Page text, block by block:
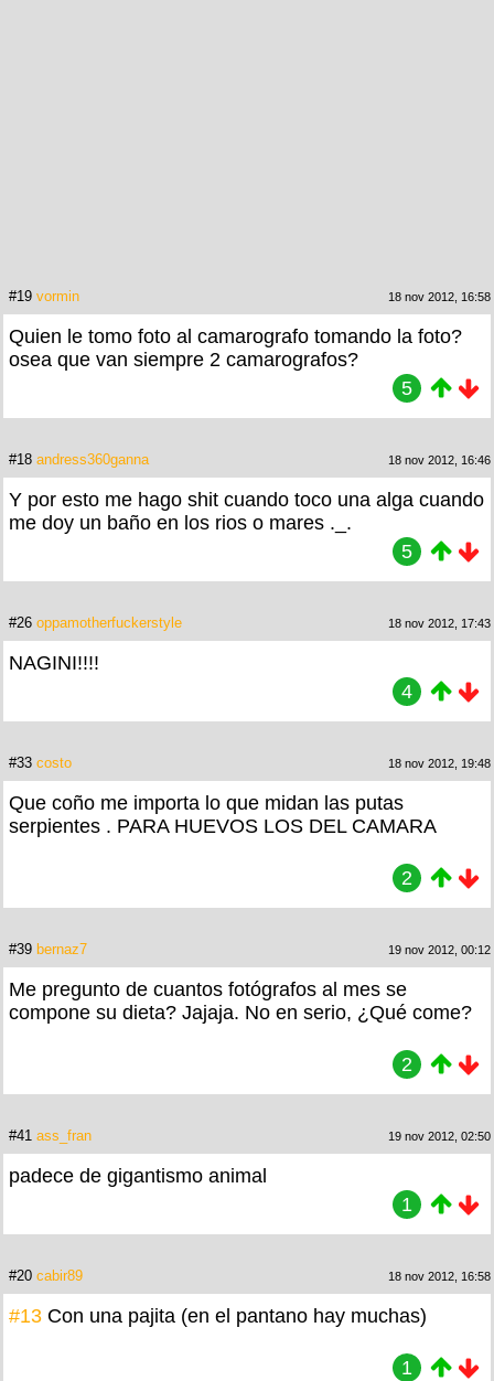
#19 vormin 18 nov 2012, 16:58
Quien le tomo foto al camarografo tomando la foto?
osea que van siempre 2 camarografos?
5
#18 andress360ganna 18 nov 2012, 16:46
Y por esto me hago shit cuando toco una alga cuando
me doy un baño en los rios o mares ._.
5
#26 oppamotherfuckerstyle 18 nov 2012, 17:43
NAGINI!!!!
4
#33 costo 18 nov 2012, 19:48
Que coño me importa lo que midan las putas
serpientes . PARA HUEVOS LOS DEL CAMARA
2
#39 bernaz7 19 nov 2012, 00:12
Me pregunto de cuantos fotógrafos al mes se
compone su dieta? Jajaja. No en serio, ¿Qué come?
2
#41 ass_fran 19 nov 2012, 02:50
padece de gigantismo animal
1
#20 cabir89 18 nov 2012, 16:58
#13 Con una pajita (en el pantano hay muchas)
1